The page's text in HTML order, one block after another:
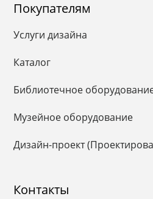
Покупателям
Услуги дизайна
Каталог
Библиотечное
Музейное оборудование
Дизайн-проект
Контакты